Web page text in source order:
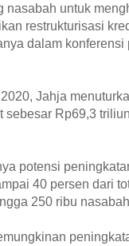
nasabah untuk
restrukturisasi
dalam
Jahja
sebesar Rp69,3
potensi
40 persen dari
250 ribu nasabah